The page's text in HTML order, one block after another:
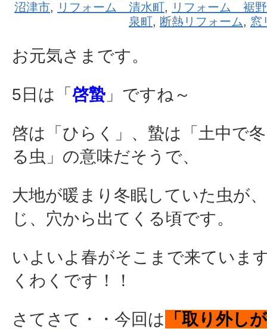
沼津市, リフォーム 清水町, リフォーム 裾
泉町, 断熱リフォーム, 窓
お元気さまです。
5日は「 啓蟄 」ですね～
啓は「ひらく」、蟄は「土中で
る虫」の意味だそうで、
大地が暖まり冬眠していた虫が
じ、穴から出てくる頃です。
いよいよ春がそこまで来ていま
くわくです！！
さてさて・・今回は 「取り外し